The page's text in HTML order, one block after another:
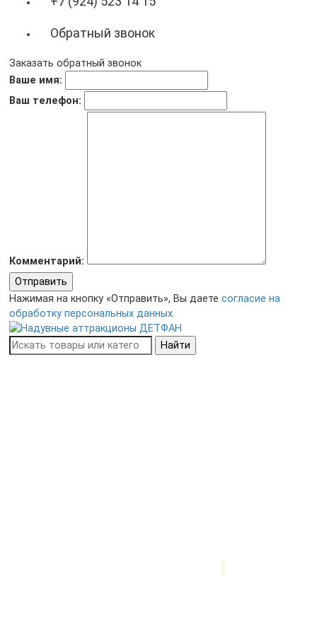
Обратный звонок
Заказать обратный звонок
Ваше имя:
Ваш телефон:
Комментарий:
Отправить
Нажимая на кнопку «Отправить», Вы даете согласие на
обработку персональных данных.
Найти